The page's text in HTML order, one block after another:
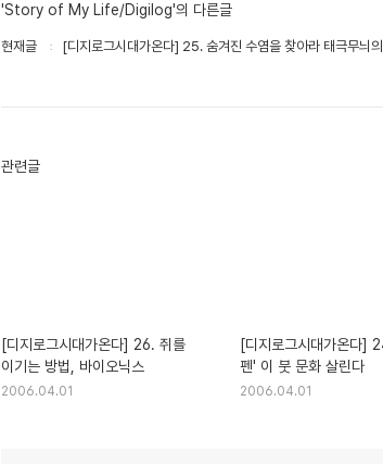
'Story of My Life/Digilog'의 다른글
현재글 [디지로그시대가온다] 25. 숨겨진 수염을 찾아라 태극무늬
관련글
[디지로그시대가온다] 26. 쥐를
이기는 방법, 바이오닉스
2006.04.01
[디지로그시대가온다]
펜' 이 붓 문화 살린다
2006.04.01